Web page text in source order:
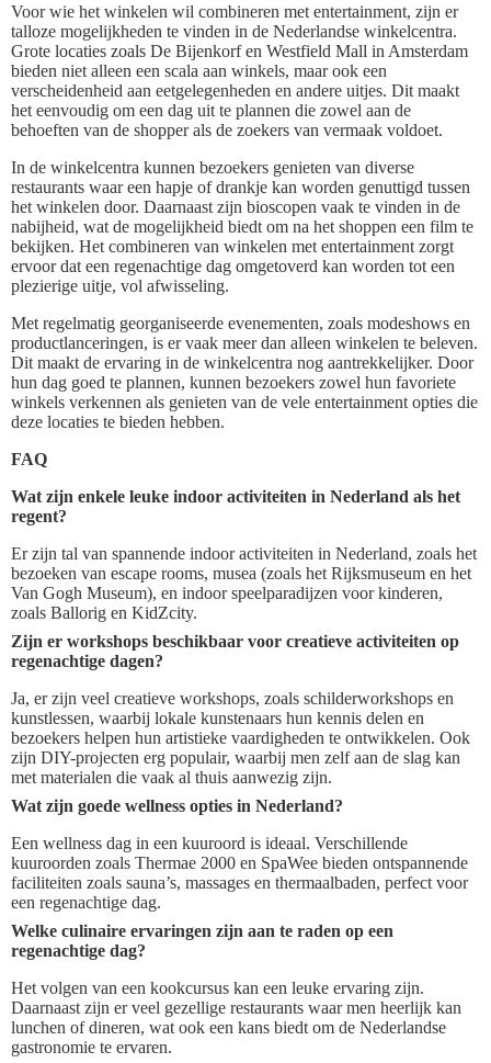
Voor wie het winkelen wil combineren met entertainment, zijn er
talloze mogelijkheden te vinden in de Nederlandse winkelcentra.
Grote locaties zoals De Bijenkorf en Westfield Mall in Amsterdam
bieden niet alleen een scala aan winkels, maar ook een
verscheidenheid aan eetgelegenheden en andere uitjes. Dit maakt
het eenvoudig om een dag uit te plannen die zowel aan de
behoeften van de shopper als de zoekers van vermaak voldoet.
In de winkelcentra kunnen bezoekers genieten van diverse
restaurants waar een hapje of drankje kan worden genuttigd tussen
het winkelen door. Daarnaast zijn bioscopen vaak te vinden in de
nabijheid, wat de mogelijkheid biedt om na het shoppen een film te
bekijken. Het combineren van winkelen met entertainment zorgt
ervoor dat een regenachtige dag omgetoverd kan worden tot een
plezierige uitje, vol afwisseling.
Met regelmatig georganiseerde evenementen, zoals modeshows en
productlanceringen, is er vaak meer dan alleen winkelen te beleven.
Dit maakt de ervaring in de winkelcentra nog aantrekkelijker. Door
hun dag goed te plannen, kunnen bezoekers zowel hun favoriete
winkels verkennen als genieten van de vele entertainment opties die
deze locaties te bieden hebben.
FAQ
Wat zijn enkele leuke indoor activiteiten in Nederland als het
regent?
Er zijn tal van spannende indoor activiteiten in Nederland, zoals het
bezoeken van escape rooms, musea (zoals het Rijksmuseum en het
Van Gogh Museum), en indoor speelparadijzen voor kinderen,
zoals Ballorig en KidZcity.
Zijn er workshops beschikbaar voor creatieve activiteiten op
regenachtige dagen?
Ja, er zijn veel creatieve workshops, zoals schilderworkshops en
kunstlessen, waarbij lokale kunstenaars hun kennis delen en
bezoekers helpen hun artistieke vaardigheden te ontwikkelen. Ook
zijn DIY-projecten erg populair, waarbij men zelf aan de slag kan
met materialen die vaak al thuis aanwezig zijn.
Wat zijn goede wellness opties in Nederland?
Een wellness dag in een kuuroord is ideaal. Verschillende
kuuroorden zoals Thermae 2000 en SpaWee bieden ontspannende
faciliteiten zoals sauna’s, massages en thermaalbaden, perfect voor
een regenachtige dag.
Welke culinaire ervaringen zijn aan te raden op een
regenachtige dag?
Het volgen van een kookcursus kan een leuke ervaring zijn.
Daarnaast zijn er veel gezellige restaurants waar men heerlijk kan
lunchen of dineren, wat ook een kans biedt om de Nederlandse
gastronomie te ervaren.